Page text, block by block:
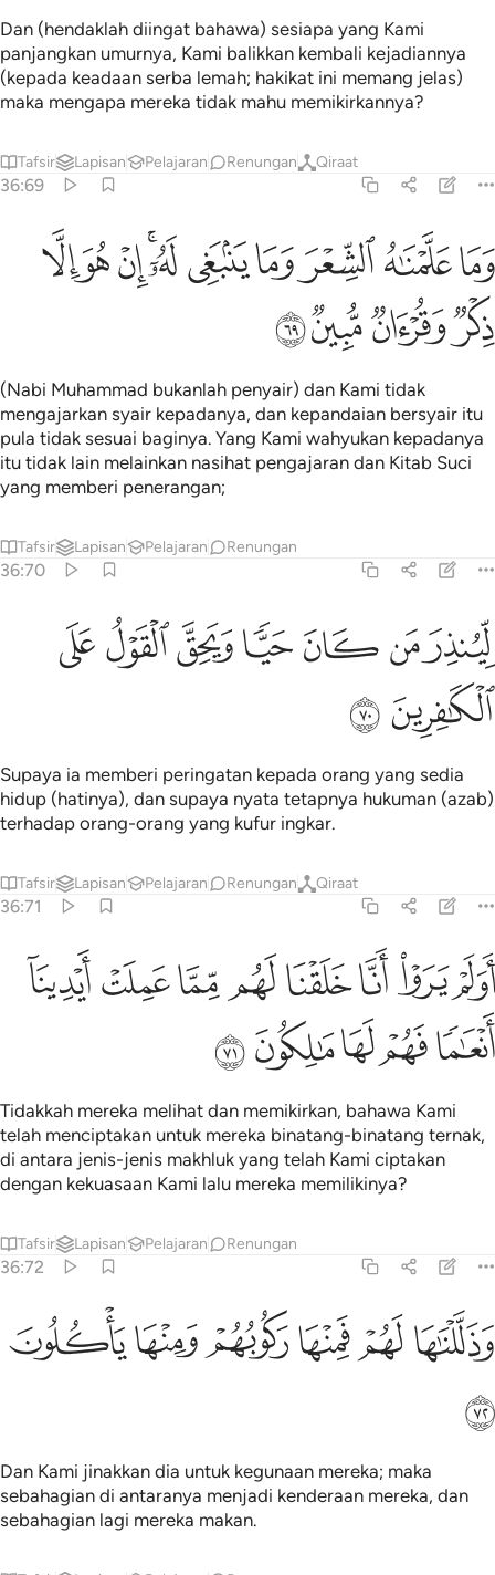
Dan (hendaklah diingat bahawa) sesiapa yang Kami
panjangkan umurnya, Kami balikkan kembali kejadiannya
(kepada keadaan serba lemah; hakikat ini memang jelas)
maka mengapa mereka tidak mahu memikirkannya?
Tafsir Lapisan Pelajaran Renungan Qiraat
36:69
وما علمناه الشعر وما ينبغي له ان هو الا ذكر وقران مبين ٦٩
وَمَا عَلَّمْنَـٰهُ ٱلشِّعْرَ وَمَا يَنۢبَغِى لَهُۥٓ ۚ إِنْ هُوَ إِلَّا ذِكْرٌۭ وَقُرْءَانٌۭ
ﲺﲻﲼﲽﲾﲿﳀﳁﳂﳃ
ﳄﳅﳆﳇ
(Nabi Muhammad bukanlah penyair) dan Kami tidak
mengajarkan syair kepadanya, dan kepandaian bersyair itu
pula tidak sesuai baginya. Yang Kami wahyukan kepadanya
itu tidak lain melainkan nasihat pengajaran dan Kitab Suci
yang memberi penerangan;
Tafsir Lapisan Pelajaran Renungan
36:70
لينذر من كان حيا ويحق القول على الكافرين ٧٠
لِّيُنذِرَ مَن كَانَ حَيًّۭا وَيَحِقَّ ٱلْقَوْلُ عَلَى ٱلْكَـٰفِرِينَ ٧٠
ﳈﳉﳊﳋﳌﳍﳎ
ﳏ ﳐ
Supaya ia memberi peringatan kepada orang yang sedia
hidup (hatinya), dan supaya nyata tetapnya hukuman (azab)
terhadap orang-orang yang kufur ingkar.
Tafsir Lapisan Pelajaran Renungan Qiraat
36:71
اولم يروا انا خلقنا لهم مما عملت ايدينا انعاما فهم لها مالكون ٧١
أَوَلَمْ يَرَوْا۟ أَنَّا خَلَقْنَا لَهُم مِّمَّا عَمِلَتْ أَيْدِينَآ أَنْعَـٰمًۭا فَهُمْ لَهَا مَـٰلِكُونَ ٧١
ﱁﱂﱃﱄﱅﱆﱇﱈ
ﱉﱊﱋﱌﱍ
Tidakkah mereka melihat dan memikirkan, bahawa Kami
telah menciptakan untuk mereka binatang-binatang ternak,
di antara jenis-jenis makhluk yang telah Kami ciptakan
dengan kekuasaan Kami lalu mereka memilikinya?
Tafsir Lapisan Pelajaran Renungan
36:72
وذللناها لهم فمنها ركوبهم ومنها ياكلون ٧٢
وَذَلَّلْنَـٰهَا لَهُمْ فَمِنْهَا رَكُوبُهُمْ وَمِنْهَا يَأْكُلُونَ ٧٢
ﱎﱏﱐﱑﱒﱓ
ﱔ
Dan Kami jinakkan dia untuk kegunaan mereka; maka
sebahagian di antaranya menjadi kenderaan mereka, dan
sebahagian lagi mereka makan.